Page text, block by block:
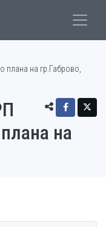
плана на гр.Габрово,
на